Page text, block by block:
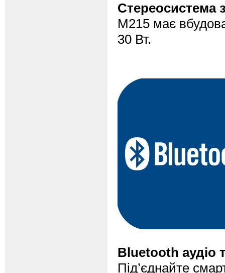
Стереосистема
M215 має
30 Вт.
Bluetooth аудіо
Під’єднайте